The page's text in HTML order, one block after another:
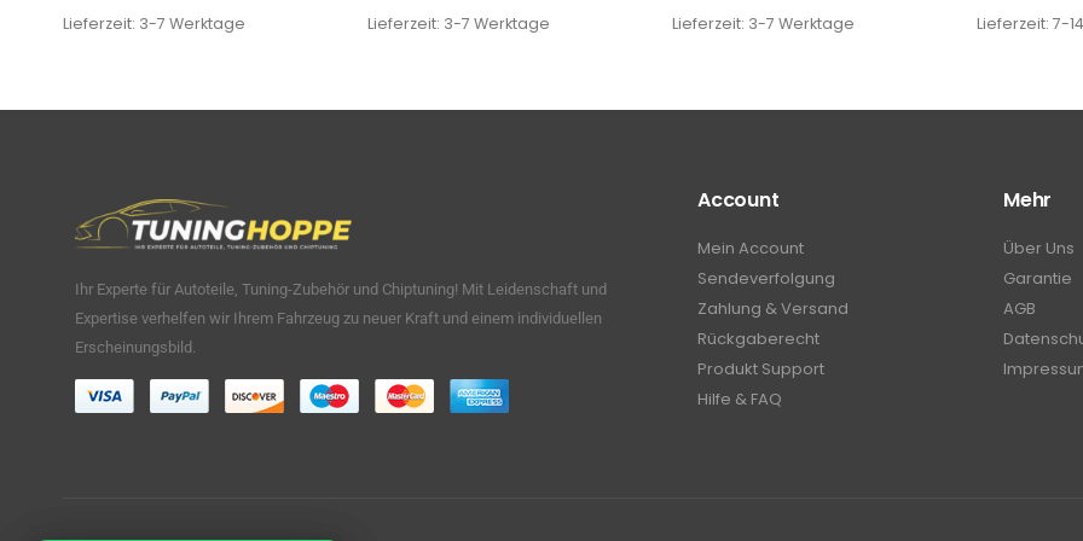
Lieferzeit: 3-7 Werktage Lieferzeit: 3-7 Werktage Lieferzeit: 3-7 Werktage Lieferzeit: 7-
Ihr Experte für Autoteile, Tuning-Zubehör und Chiptuning! Mit Leidenschaft und
Expertise verhelfen wir Ihrem Fahrzeug zu neuer Kraft und einem individuellen
Erscheinungsbild.
Account
Mein Account
Sendeverfolgung
Zahlung & Versand
Rückgaberecht
Produkt Support
Hilfe & FAQ
Mehr
Über Uns
Garantie
AGB